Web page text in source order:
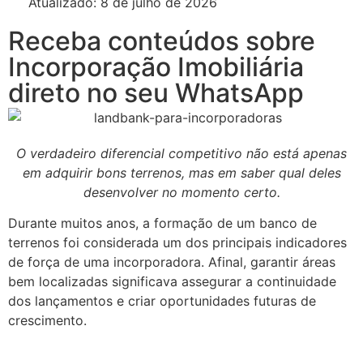
Receba conteúdos sobre
Incorporação Imobiliária
direto no seu WhatsApp
O verdadeiro diferencial competitivo não está apenas
em adquirir bons terrenos, mas em saber qual deles
desenvolver no momento certo.
Durante muitos anos, a formação de um banco de
terrenos foi considerada um dos principais indicadores
de força de uma incorporadora. Afinal, garantir áreas
bem localizadas significava assegurar a continuidade
dos lançamentos e criar oportunidades futuras de
crescimento.